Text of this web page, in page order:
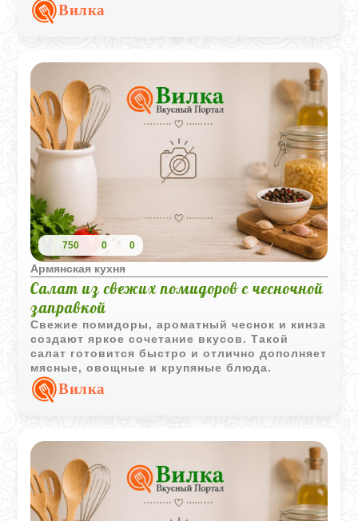
Вилка
750 0 0
Армянская кухня
Салат из свежих помидоров с чесночной
заправкой
Свежие помидоры, ароматный чеснок и кинза
создают яркое сочетание вкусов. Такой
салат готовится быстро и отлично дополняет
мясные, овощные и крупяные блюда.
Вилка